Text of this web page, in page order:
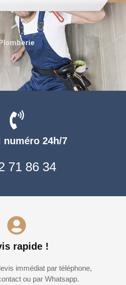
numéro 24h/7
71 86 34
rapide !
immédiat par téléphone,
ou par Whatsapp.